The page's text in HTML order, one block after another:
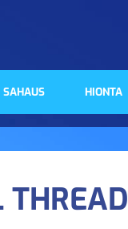
SAHAUS HIONTA